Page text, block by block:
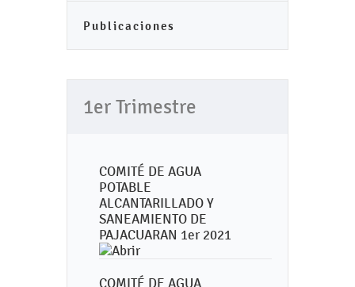
Publicaciones
1er Trimestre
COMITÉ DE AGUA
POTABLE
ALCANTARILLADO Y
SANEAMIENTO DE
PAJACUARAN 1er 2021
COMITÉ DE AGUA